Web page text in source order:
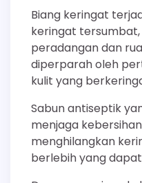
Biang keringat
keringat
peradangan dan
diperparah oleh
kulit yang
Sabun antiseptik
menjaga
menghilangkan
berlebih yang